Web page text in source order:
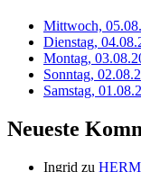
Mittwoch,
Dienstag,
Montag,
Sonntag,
Samstag,
Neueste
Ingrid zu